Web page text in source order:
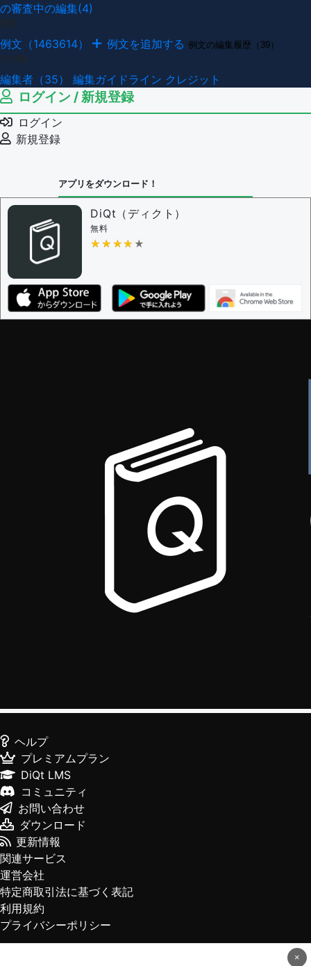
×
の審査中の編集(4)
例文（1463614） 例文を追加する 例文の編集履歴（39）
編集者（35） 編集ガイドライン クレジット
ログイン / 新規登録
ログイン
新規登録
アプリをダウンロード！
DiQt（ディクト）
無料
★★★★★
★★★★★
ヘルプ
プレミアムプラン
DiQt LMS
コミュニティ
お問い合わせ
ダウンロード
更新情報
関連サービス
運営会社
特定商取引法に基づく表記
利用規約
プライバシーポリシー